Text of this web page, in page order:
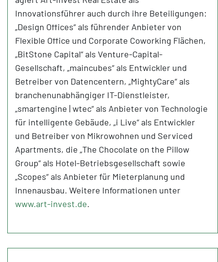
Innovationsführer auch durch ihre Beteiligungen:
„Design Offices“ als führender Anbieter von
Flexible Office und Corporate Coworking Flächen,
„BitStone Capital“ als Venture-Capital-
Gesellschaft, „maincubes“ als Entwickler und
Betreiber von Datencentern, „MightyCare“ als
branchenunabhängiger IT-Dienstleister,
„smartengine | wtec“ als Anbieter von Technologie
für intelligente Gebäude, „i Live“ als Entwickler
und Betreiber von Mikrowohnen und Serviced
Apartments, die „The Chocolate on the Pillow
Group“ als Hotel-Betriebsgesellschaft sowie
„Scopes“ als Anbieter für Mieterplanung und
Innenausbau. Weitere Informationen unter
www.art-invest.de.